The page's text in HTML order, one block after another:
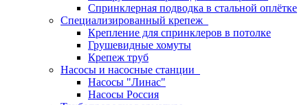
Спринклерная подводка в стальной оплётке
Специализированный крепеж
Крепление для спринклеров в потолке
Грушевидные хомуты
Крепеж труб
Насосы и насосные станции
Насосы "Линас"
Насосы Россия